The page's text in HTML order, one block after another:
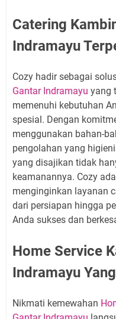
Catering
Indramayu
Cozy hadir sebagai
Gantar Indramayu yang
memenuhi kebutuhan
spesial. Dengan
menggunakan bahan-
pengolahan yang
yang disajikan tidak
keamanannya. Cozy
menginginkan layanan
dari persiapan hingga
Anda sukses dan
Home Service
Indramayu
Nikmati kemewahan